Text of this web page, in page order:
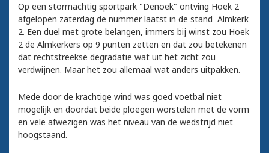
Op een stormachtig sportpark "Denoek" ontving Hoek 2
afgelopen zaterdag de nummer laatst in de stand Almkerk
2. Een duel met grote belangen, immers bij winst zou Hoek
2 de Almkerkers op 9 punten zetten en dat zou betekenen
dat rechtstreekse degradatie wat uit het zicht zou
verdwijnen. Maar het zou allemaal wat anders uitpakken.
Mede door de krachtige wind was goed voetbal niet
mogelijk en doordat beide ploegen worstelen met de vorm
en vele afwezigen was het niveau van de wedstrijd niet
hoogstaand.